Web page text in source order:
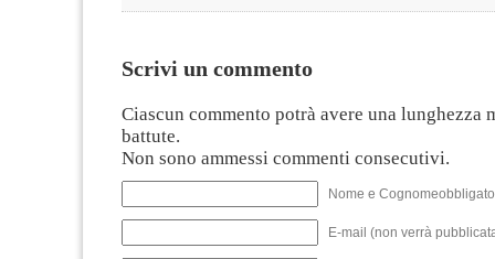
Scrivi un commento
Ciascun commento potrà avere una lunghezza
battute.
Non sono ammessi commenti consecutivi.
Nome e
E-mail (non verrà